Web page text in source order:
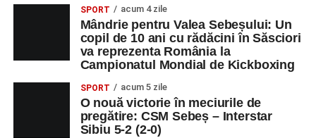
valorile creștin-ortodoxe și pe formarea caracterului
elevilor. Născută din experiența duhovnicească și
formativă a Mănăstirii Oașa, Sinaxa își propune să
sprijine profesorii în regăsirea motivației interioare,
oferindu-le nu doar instrumente metodice actuale, ci și
contexte de sprijin reciproc, colaborare și reconectare la
vocația pedagogică autentică.
SPORT acum 4 zile
Mândrie pentru Valea Sebeșului: Un
copil de 10 ani cu rădăcini în Săsciori
va reprezenta România la
Campionatul Mondial de Kickboxing
SPORT acum 5 zile
O nouă victorie în meciurile de
pregătire: CSM Sebeș – Interstar
Sibiu 5-2 (2-0)